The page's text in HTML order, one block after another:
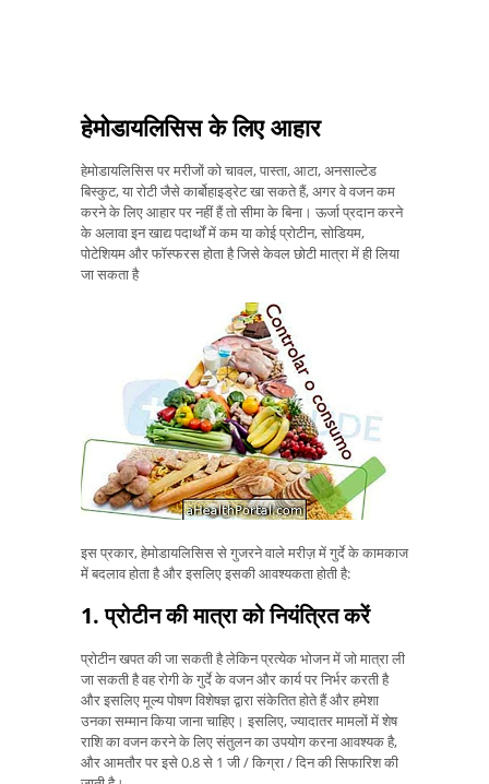
हेमोडायलिसिस के लिए आहार
हेमोडायलिसिस पर मरीजों को चावल, पास्ता, आटा, अनसाल्टेड
बिस्कुट, या रोटी जैसे कार्बोहाइड्रेट खा सकते हैं, अगर वे वजन कम
करने के लिए आहार पर नहीं हैं तो सीमा के बिना। ऊर्जा प्रदान करने
के अलावा इन खाद्य पदार्थों में कम या कोई प्रोटीन, सोडियम,
पोटेशियम और फॉस्फरस होता है जिसे केवल छोटी मात्रा में ही लिया
जा सकता है
इस प्रकार, हेमोडायलिसिस से गुजरने वाले मरीज़ में गुर्दे के कामकाज
में बदलाव होता है और इसलिए इसकी आवश्यकता होती है:
1. प्रोटीन की मात्रा को नियंत्रित करें
प्रोटीन खपत की जा सकती है लेकिन प्रत्येक भोजन में जो मात्रा ली
जा सकती है वह रोगी के गुर्दे के वजन और कार्य पर निर्भर करती है
और इसलिए मूल्य पोषण विशेषज्ञ द्वारा संकेतित होते हैं और हमेशा
उनका सम्मान किया जाना चाहिए। इसलिए, ज्यादातर मामलों में शेष
राशि का वजन करने के लिए संतुलन का उपयोग करना आवश्यक है,
और आमतौर पर इसे 0.8 से 1 जी / किग्रा / दिन की सिफारिश की